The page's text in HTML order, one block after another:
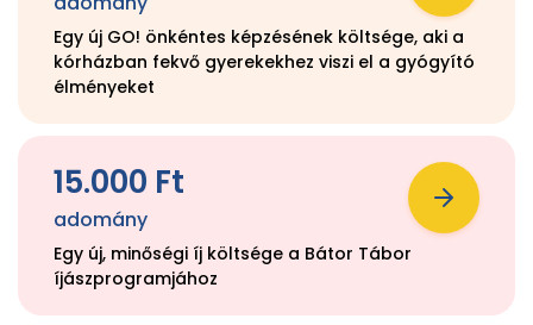
Egy új GO! önkéntes képzésének költsége, aki a
kórházban fekvő gyerekekhez viszi el a gyógyító
élményeket
15.000 Ft
adomány
Egy új, minőségi íj költsége a Bátor Tábor
íjászprogramjához